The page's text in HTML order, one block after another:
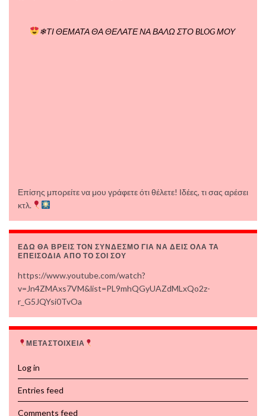
❄ΤΙ ΘΕΜΑΤΑ ΘΑ ΘΕΛΑΤΕ ΝΑ ΒΑΛΩ ΣΤΟ BLOG ΜΟΥ
Επίσης μπορείτε να μου γράφετε ότι θέλετε! Ιδέες, τι σας αρέσει
κτλ.
ΕΔΩ ΘΑ ΒΡΕΙΣ ΤΟΝ ΣΥΝΔΕΣΜΟ ΓΙΑ ΝΑ ΔΕΙΣ ΟΛΑ ΤΑ
ΕΠΕΙΣΟΔΙΑ ΑΠΟ ΤΟ ΣΟΙ ΣΟΥ
https://www.youtube.com/watch?
v=Jn4ZMAxs7VM&list=PL9mhQGyUAZdMLxQo2z-
r_G5JQYsi0TvOa
ΜΕΤΑΣΤΟΙΧΕΙΑ
Log in
Entries feed
Comments feed